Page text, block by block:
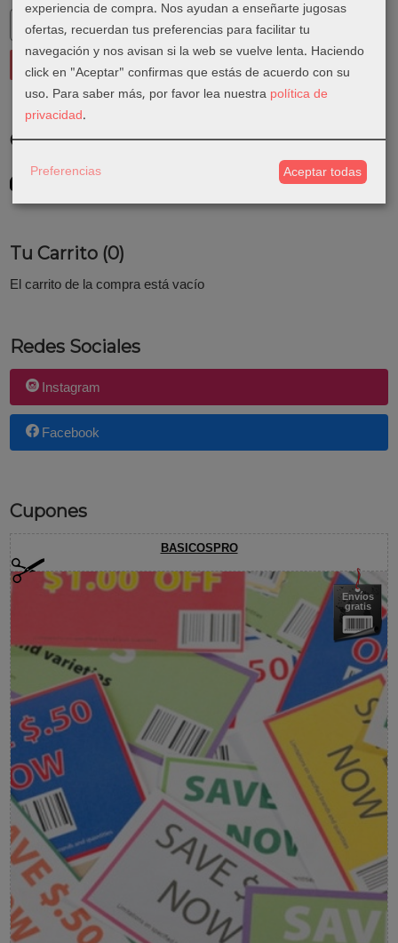
Costes de Envío
GRATIS *
Tu Carrito (0)
El carrito de la compra está vacío
Redes Sociales
Instagram
Facebook
Cupones
BASICOSPRO
Envíos
gratis
experiencia de compra. Nos ayudan a enseñarte jugosas
ofertas, recuerdan tus preferencias para facilitar tu
navegación y nos avisan si la web se vuelve lenta. Haciendo
click en "Aceptar" confirmas que estás de acuerdo con su
uso. Para saber más, por favor lea nuestra política de
privacidad.
Preferencias Aceptar todas